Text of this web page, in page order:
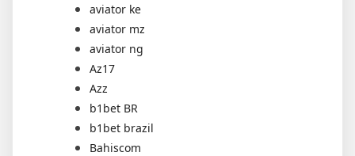
aviator ke
aviator mz
aviator ng
Az17
Azz
b1bet BR
b1bet brazil
Bahiscom